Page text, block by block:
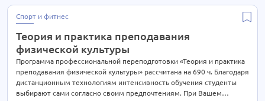
Менеджмент в различных сферах 9 курсов
Металлургия 12 курсов
Метрология
Нефтегазовое дело
Охрана труда и безопасность 25 курсов
Педагогика 69 курсов
Спорт и фитнес
Теория и практика преподавания
физической культуры
Программа профессиональной переподготовки «Теория и практика
преподавания физической культуры» рассчитана на 690 ч. Благодаря
дистанционным технологиям интенсивность обучения студенты
выбирают сами согласно своим предпочтениям. При Вашем